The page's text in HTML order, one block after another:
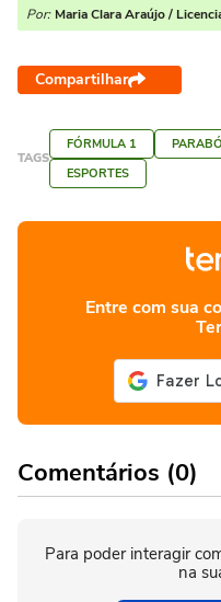
Por: Maria Clara Araújo /
Compartilhar
TAGS
FÓRMULA 1
ESPORTES
Entre com sua
Comentários (0)
Para poder interagir
na